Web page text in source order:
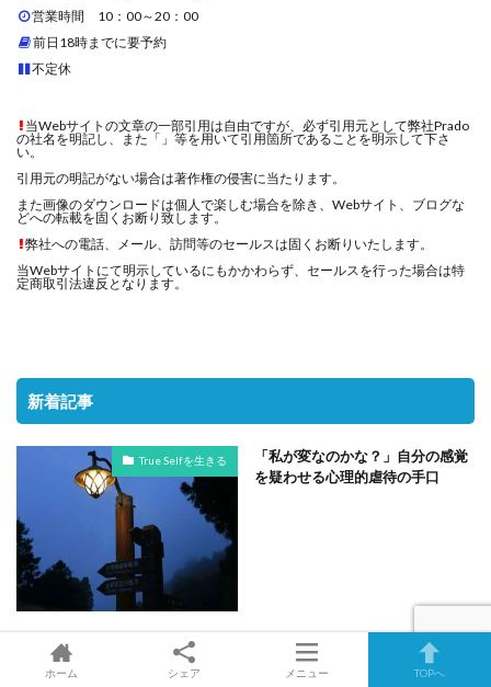
営業時間 10：00～20：00
前日18時までに要予約
不定休
当Webサイトの文章の一部引用は自由ですが、必ず引用元として弊社Prado
の社名を明記し、また「」等を用いて引用箇所であることを明示して下さ
い。
引用元の明記がない場合は著作権の侵害に当たります。
また画像のダウンロードは個人で楽しむ場合を除き、Webサイト、ブログな
どへの転載を固くお断り致します。
弊社への電話、メール、訪問等のセールスは固くお断りいたします。
当Webサイトにて明示しているにもかかわらず、セールスを行った場合は特
定商取引法違反となります。
新着記事
True Selfを生きる
「私が変なのかな？」自分の感覚
を疑わせる心理的虐待の手口
True Selfを生きる
「私が我慢すれば」「私が何とか
しなくちゃ！」・過剰適応の仮面
ホーム シェア メニュー TOPへ